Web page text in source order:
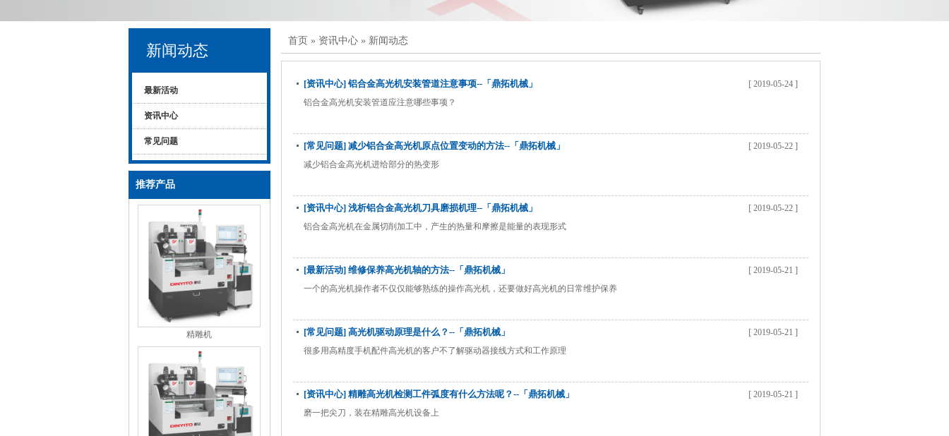
新闻动态
最新活动
资讯中心
常见问题
推荐产品
精雕机
首页 » 资讯中心 » 新闻动态
[资讯中心] 铝合金高光机安装管道注意事项--「鼎拓机械」
[ 2019-05-24 ]
铝合金高光机安装管道应注意哪些事项？
[常见问题] 减少铝合金高光机原点位置变动的方法--「鼎拓机械」
[ 2019-05-22 ]
减少铝合金高光机进给部分的热变形
[资讯中心] 浅析铝合金高光机刀具磨损机理--「鼎拓机械」
[ 2019-05-22 ]
铝合金高光机在金属切削加工中，产生的热量和摩擦是能量的表现形式
[最新活动] 维修保养高光机轴的方法--「鼎拓机械」
[ 2019-05-21 ]
一个的高光机操作者不仅仅能够熟练的操作高光机，还要做好高光机的日常维护保养
[常见问题] 高光机驱动原理是什么？--「鼎拓机械」
[ 2019-05-21 ]
很多用高精度手机配件高光机的客户不了解驱动器接线方式和工作原理
[资讯中心] 精雕高光机检测工件弧度有什么方法呢？--「鼎拓机械」
[ 2019-05-21 ]
磨一把尖刀，装在精雕高光机设备上